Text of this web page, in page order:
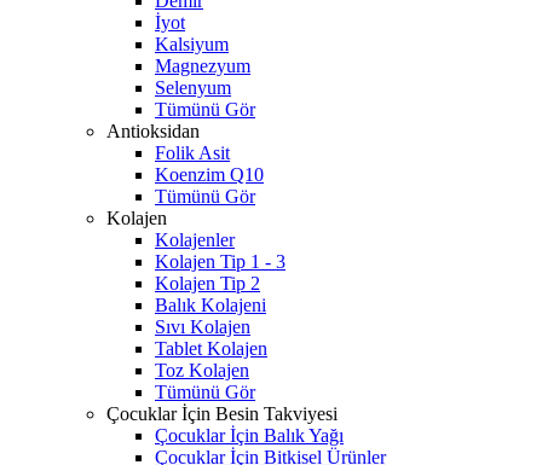
İyot
Kalsiyum
Magnezyum
Selenyum
Tümünü Gör
Antioksidan
Folik Asit
Koenzim Q10
Tümünü Gör
Kolajen
Kolajenler
Kolajen Tip 1 - 3
Kolajen Tip 2
Balık Kolajeni
Sıvı Kolajen
Tablet Kolajen
Toz Kolajen
Tümünü Gör
Çocuklar İçin Besin Takviyesi
Çocuklar İçin Balık Yağı
Çocuklar İçin Bitkisel Ürünler